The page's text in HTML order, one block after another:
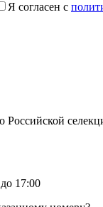
Я согласен с
Российской
17:00